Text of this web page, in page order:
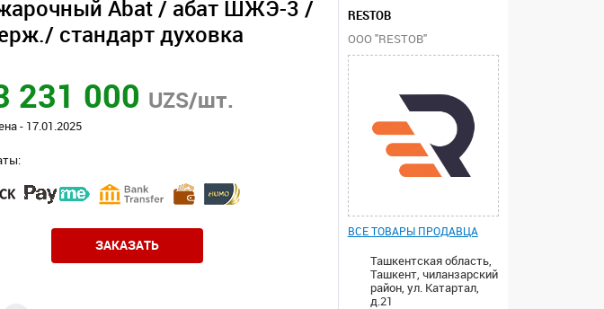
Abat / абат ШЖЭ-3 /
стандарт духовка
231 000 UZS/шт.
- 17.01.2025
ЗАКАЗАТЬ
RESTOB
ООО "RESTOB"
ВСЕ ТОВАРЫ ПРОДАВЦА
Ташкентская область,
Ташкент, чиланзарский
район, ул. Катартал,
д.21